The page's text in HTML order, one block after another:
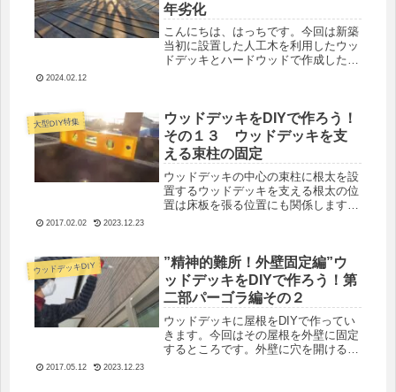
年劣化
こんにちは、はっちです。今回は新築
当初に設置した人工木を利用したウッ
ドデッキとハードウッドで作成したウ
ます。木材高騰により、価格はかなり
高...
2024.02.12
大型DIY特集
ウッドデッキをDIYで作ろう！
その１３ ウッドデッキを支
える束柱の固定
ウッドデッキの中心の束柱に根太を設
置するウッドデッキを支える根太の位
置は床板を張る位置にも関係します。
2017.02.02 2023.12.23
ウッドデッキDIY
”精神的難所！外壁固定編”ウ
ッドデッキをDIYで作ろう！第
二部パーゴラ編その２
ウッドデッキに屋根をDIYで作ってい
きます。今回はその屋根を外壁に固定
するところです。外壁に穴を開けるの
2017.05.12 2023.12.23